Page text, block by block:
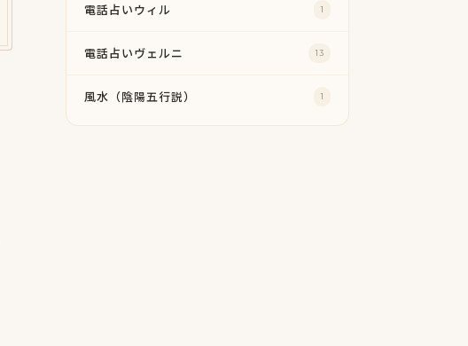
電話占いウィル 1
電話占いヴェルニ 13
風水（陰陽五行説） 1